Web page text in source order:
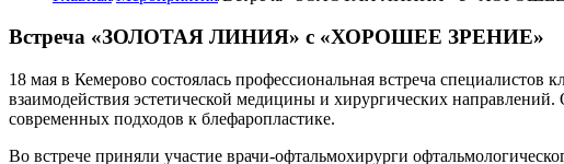
Встреча «ЗОЛОТАЯ ЛИНИЯ» с «ХОРОШЕЕ ЗРЕНИЕ»
18 мая в Кемерово состоялась профессиональная встреча
взаимодействия эстетической медицины и хирургических
современных подходов к блефаропластике.
Во встрече приняли участие врачи-офтальмохирурги